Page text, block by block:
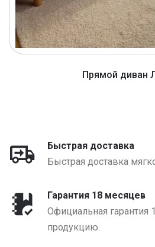
Прямой диван
Быстрая доставка
Быстрая доставка
Гарантия 18 месяцев
Официальная гарантия
продукцию.